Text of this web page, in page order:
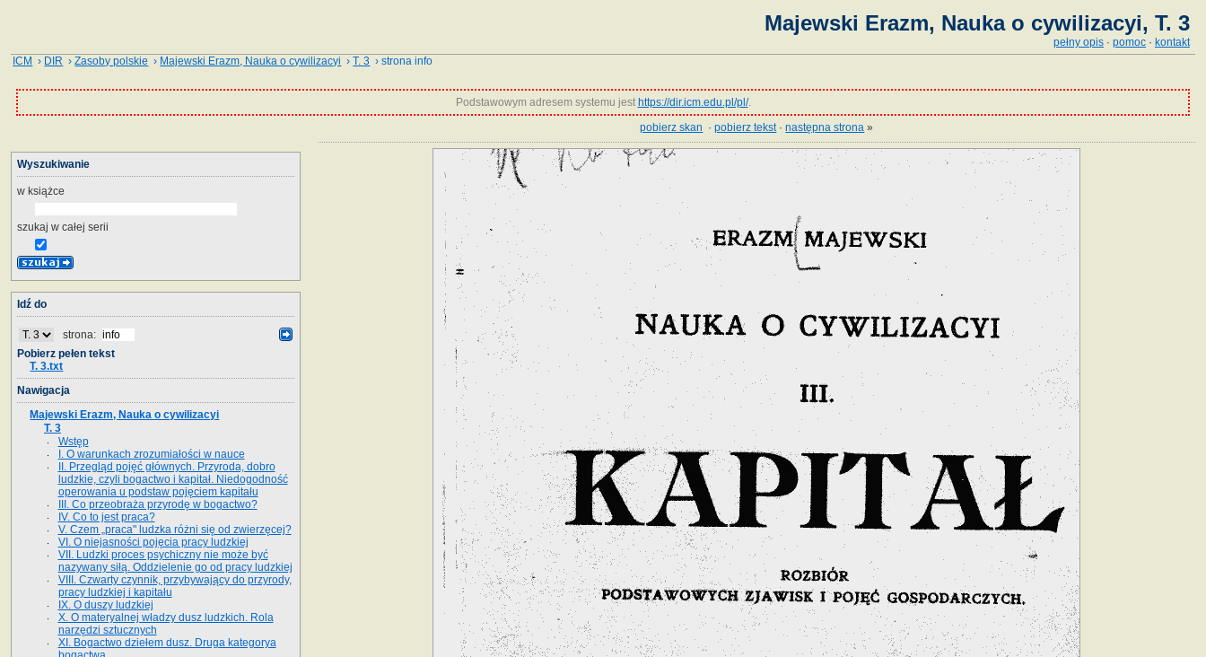
Majewski Erazm, Nauka o cywilizacyi, T. 3
pełny opis · pomoc · kontakt
ICM › DIR ›Zasoby polskie › Majewski Erazm, Nauka o cywilizacyi ›T. 3 › strona info
Podstawowym adresem systemu jest https://dir.icm.edu.pl/pl/.
pobierz skan ·pobierz tekst·następna strona »
Wyszukiwanie
w książce
szukaj w całej serii
Idź do
strona:
Pobierz pełen tekst
T. 3.txt
Nawigacja
Majewski Erazm, Nauka o cywilizacyi
T. 3
Wstęp
I. O warunkach zrozumiałości w nauce
II. Przegląd pojęć głównych. Przyroda, dobro
ludzkie, czyli bogactwo i kapitał. Niedogodność
operowania u podstaw pojęciem kapitału
III. Co przeobraża przyrodę w bogactwo?
IV. Co to jest praca?
V. Czem „praca" ludzka różni się od zwierzęcej?
VI. O niejasności pojęcia pracy ludzkiej
VII. Ludzki proces psychiczny nie może być
nazywany siłą. Oddzielenie go od pracy ludzkiej
VIII. Czwarty czynnik, przybywający do przyrody,
pracy ludzkiej i kapitału
IX. O duszy ludzkiej
X. O materyalnej władzy dusz ludzkich. Rola
narzędzi sztucznych
XI. Bogactwo dziełem dusz. Druga kategorya